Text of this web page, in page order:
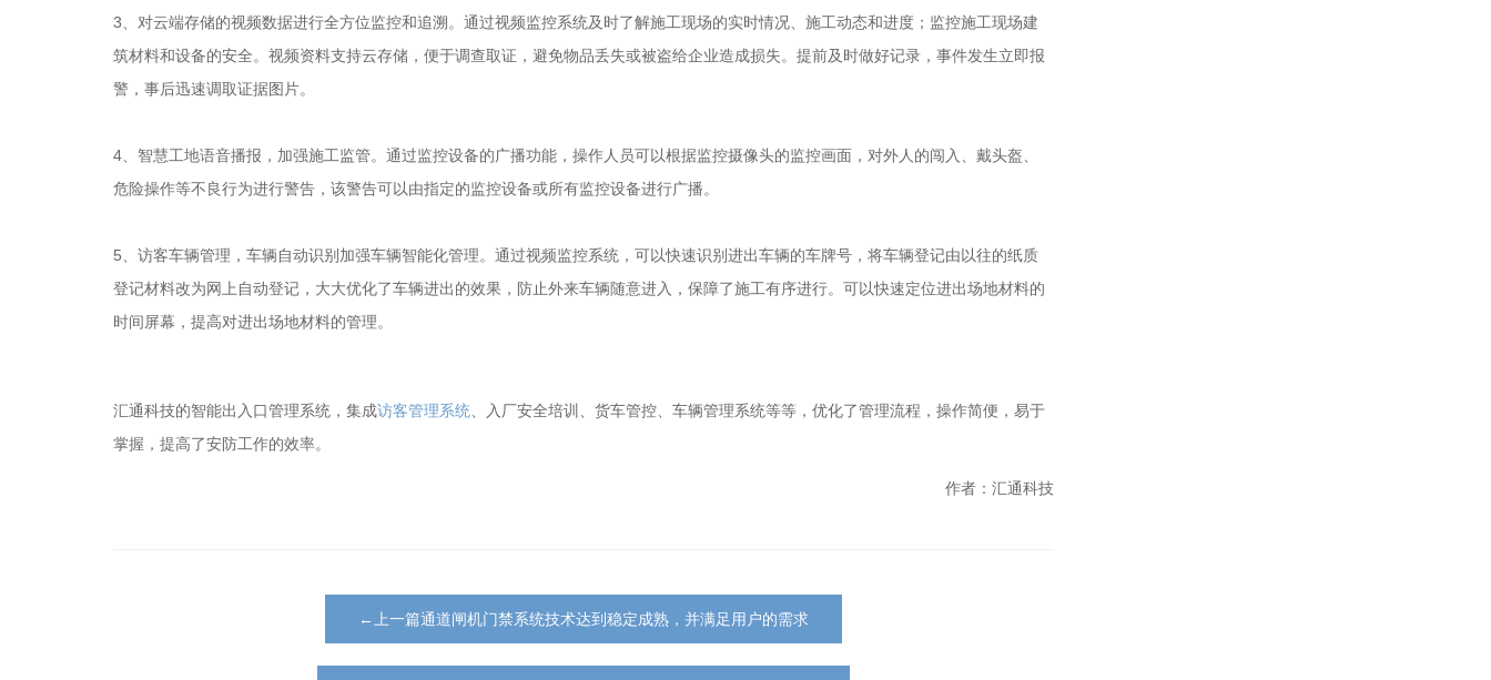
3、对云端存储的视频数据进行全方位监控和追溯。通过视频监控系统及时了解施工现场的实时情况、施工动态和进度；监控施工现场建
筑材料和设备的安全。视频资料支持云存储，便于调查取证，避免物品丢失或被盗给企业造成损失。提前及时做好记录，事件发生立即报
警，事后迅速调取证据图片。
4、智慧工地语音播报，加强施工监管。通过监控设备的广播功能，操作人员可以根据监控摄像头的监控画面，对外人的闯入、戴头盔、
危险操作等不良行为进行警告，该警告可以由指定的监控设备或所有监控设备进行广播。
5、访客车辆管理，车辆自动识别加强车辆智能化管理。通过视频监控系统，可以快速识别进出车辆的车牌号，将车辆登记由以往的纸质
登记材料改为网上自动登记，大大优化了车辆进出的效果，防止外来车辆随意进入，保障了施工有序进行。可以快速定位进出场地材料的
时间屏幕，提高对进出场地材料的管理。
汇通科技的智能出入口管理系统，集成访客管理系统 、入厂安全培训、货车管控、车辆管理系统等等，优化了管理流程，操作简便，易于
掌握，提高了安防工作的效率。
作者：汇通科技
←上一篇通道闸机门禁系统技术达到稳定成熟，并满足用户的需求